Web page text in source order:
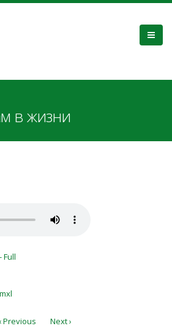
в жизни
в жизни+.mp3
в жизни - Full
в жизни.mxl
‹ Previous
Next ›